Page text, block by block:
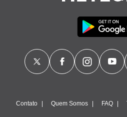
Contato Quem Somos FAQ